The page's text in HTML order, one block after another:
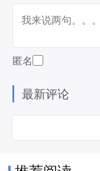
匿名
最新评论